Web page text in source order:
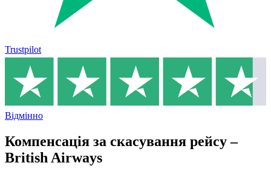
Trustpilot
Відмінно
Компенсація за скасування рейсу –
British Airways